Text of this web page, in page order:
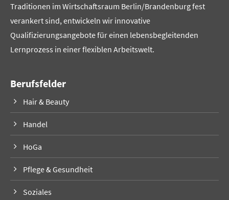
Traditionen im Wirtschaftsraum Berlin/Brandenburg fest
verankert sind, entwickeln wir innovative
Qualifizierungsangebote für einen lebensbegleitenden
Lernprozess in einer flexiblen Arbeitswelt.
Berufsfelder
Hair & Beauty
Handel
HoGa
Pflege & Gesundheit
Soziales